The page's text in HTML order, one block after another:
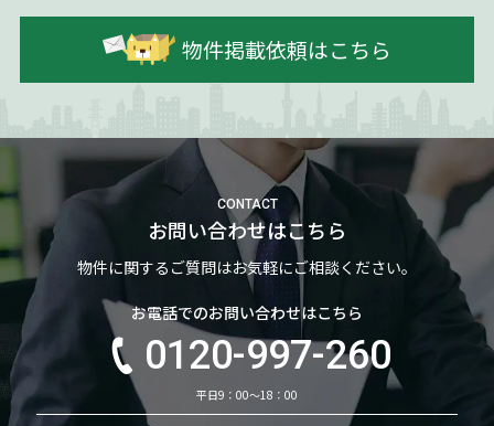
物件掲載依頼はこちら
CONTACT
お問い合わせはこちら
物件に関するご質問はお気軽にご相談ください。
お電話でのお問い合わせはこちら
0120-997-260
平日9：00～18：00